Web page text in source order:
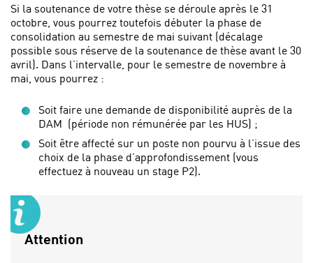
Si la soutenance de votre thèse se déroule après le 31
octobre, vous pourrez toutefois débuter la phase de
consolidation au semestre de mai suivant (décalage
possible sous réserve de la soutenance de thèse avant le 30
avril). Dans l’intervalle, pour le semestre de novembre à
mai, vous pourrez :
Soit faire une demande de disponibilité auprès de la
DAM (période non rémunérée par les HUS) ;
Soit être affecté sur un poste non pourvu à l’issue des
choix de la phase d’approfondissement (vous
effectuez à nouveau un stage P2).
Attention